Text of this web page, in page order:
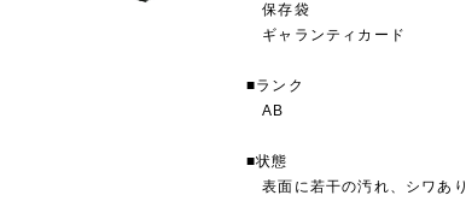
保存袋
ギャランティカード
■ランク
AB
■状態
表面に若干の汚れ、シワあり